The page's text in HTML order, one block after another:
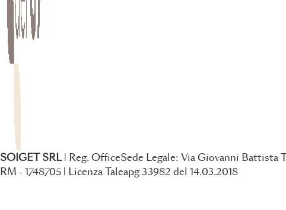
SOIGET SRL| Reg. OfficeSede Legale: Via Giovanni Battista
RM - 1748705 | Licenza Taleapg 33982 del 14.03.2018